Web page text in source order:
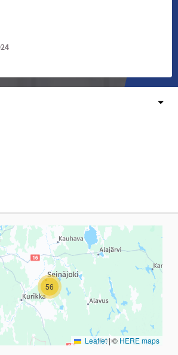
on kartta, joka esittää tämän
56
Leaflet |© HERE maps